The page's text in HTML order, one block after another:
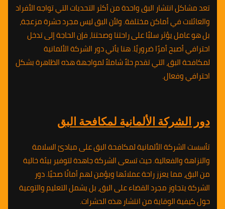
تعد مشاكل انتشار البق واحدة من أكثر التحديات التي تواجه الأفراد
والعائلات في أماكن مختلفة. ولأن البق ليس مجرد حشرة مزعجة،
بل هو عامل يؤثر سلبًا على راحتنا وصحتنا، فإن الحاجة إلى تدخل
احترافي أصبح أمرًا ضروريًا. هنا يأتي دور الشركة الألمانية
لمكافحة البق، التي تقدم حلاً شاملاً لمواجهة هذه الظاهرة بشكل
احترافي وفعال.
دور الشركة الألمانية لمكافحة البق
تأسست الشركة الألمانية لمكافحة البق على مبادئ السلامة
والنزاهة والفعالية. حيث تسعى الشركة جاهدة لتوفير بيئة خالية
من البق، مما يعزز راحة عملائها ويؤمن لهم أمانًا صحيًا. دور
الشركة يتجاوز مجرد القضاء على البق، بل يشمل التعليم والتوعية
حول كيفية الوقاية من انتشار هذه الحشرات.